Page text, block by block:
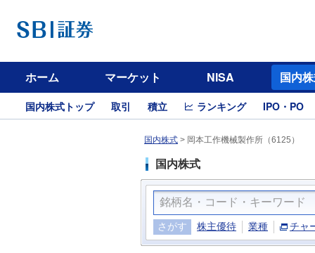
ホーム マーケット NISA 国内
国内株式トップ 取引 積立 ランキング IPO・PO
国内株式 > 岡本工作機械製作所（6125）
国内株式
さがす 株主優待 業種 チャ